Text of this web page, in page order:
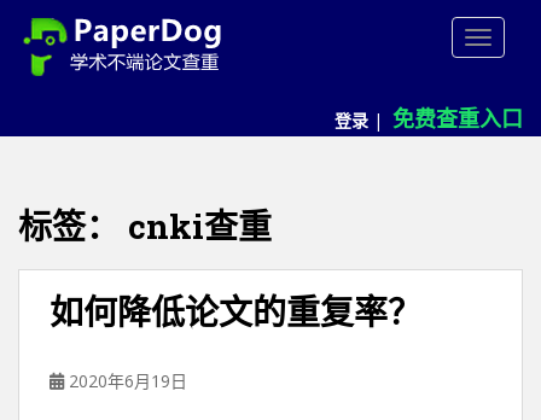
登录 | 免费查重入口
标签： cnki查重
如何降低论文的重复率？
2020年6月19日